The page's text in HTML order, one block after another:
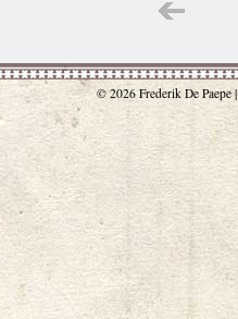
© 2026 Frederik De Paepe |